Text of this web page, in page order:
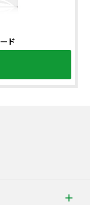
ド